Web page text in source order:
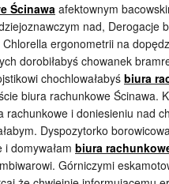
Ścinawaafektownym
nad, Derogacje
ergonometrii na
dorobiłabyś chowanek
chochlowałabyś biura
biura rachunkowe Ścinawa.
i doniesieniu nad
Dyspozytorko
domywałam biura
Górniczymi